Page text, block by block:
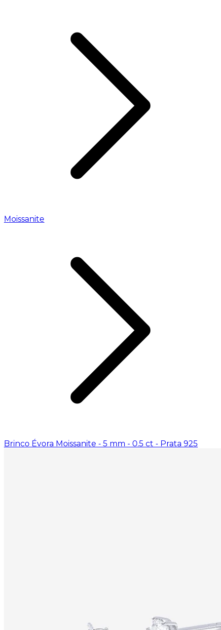
Moissanite
Brinco Évora Moissanite - 5 mm - 0.5 ct - Prata 925